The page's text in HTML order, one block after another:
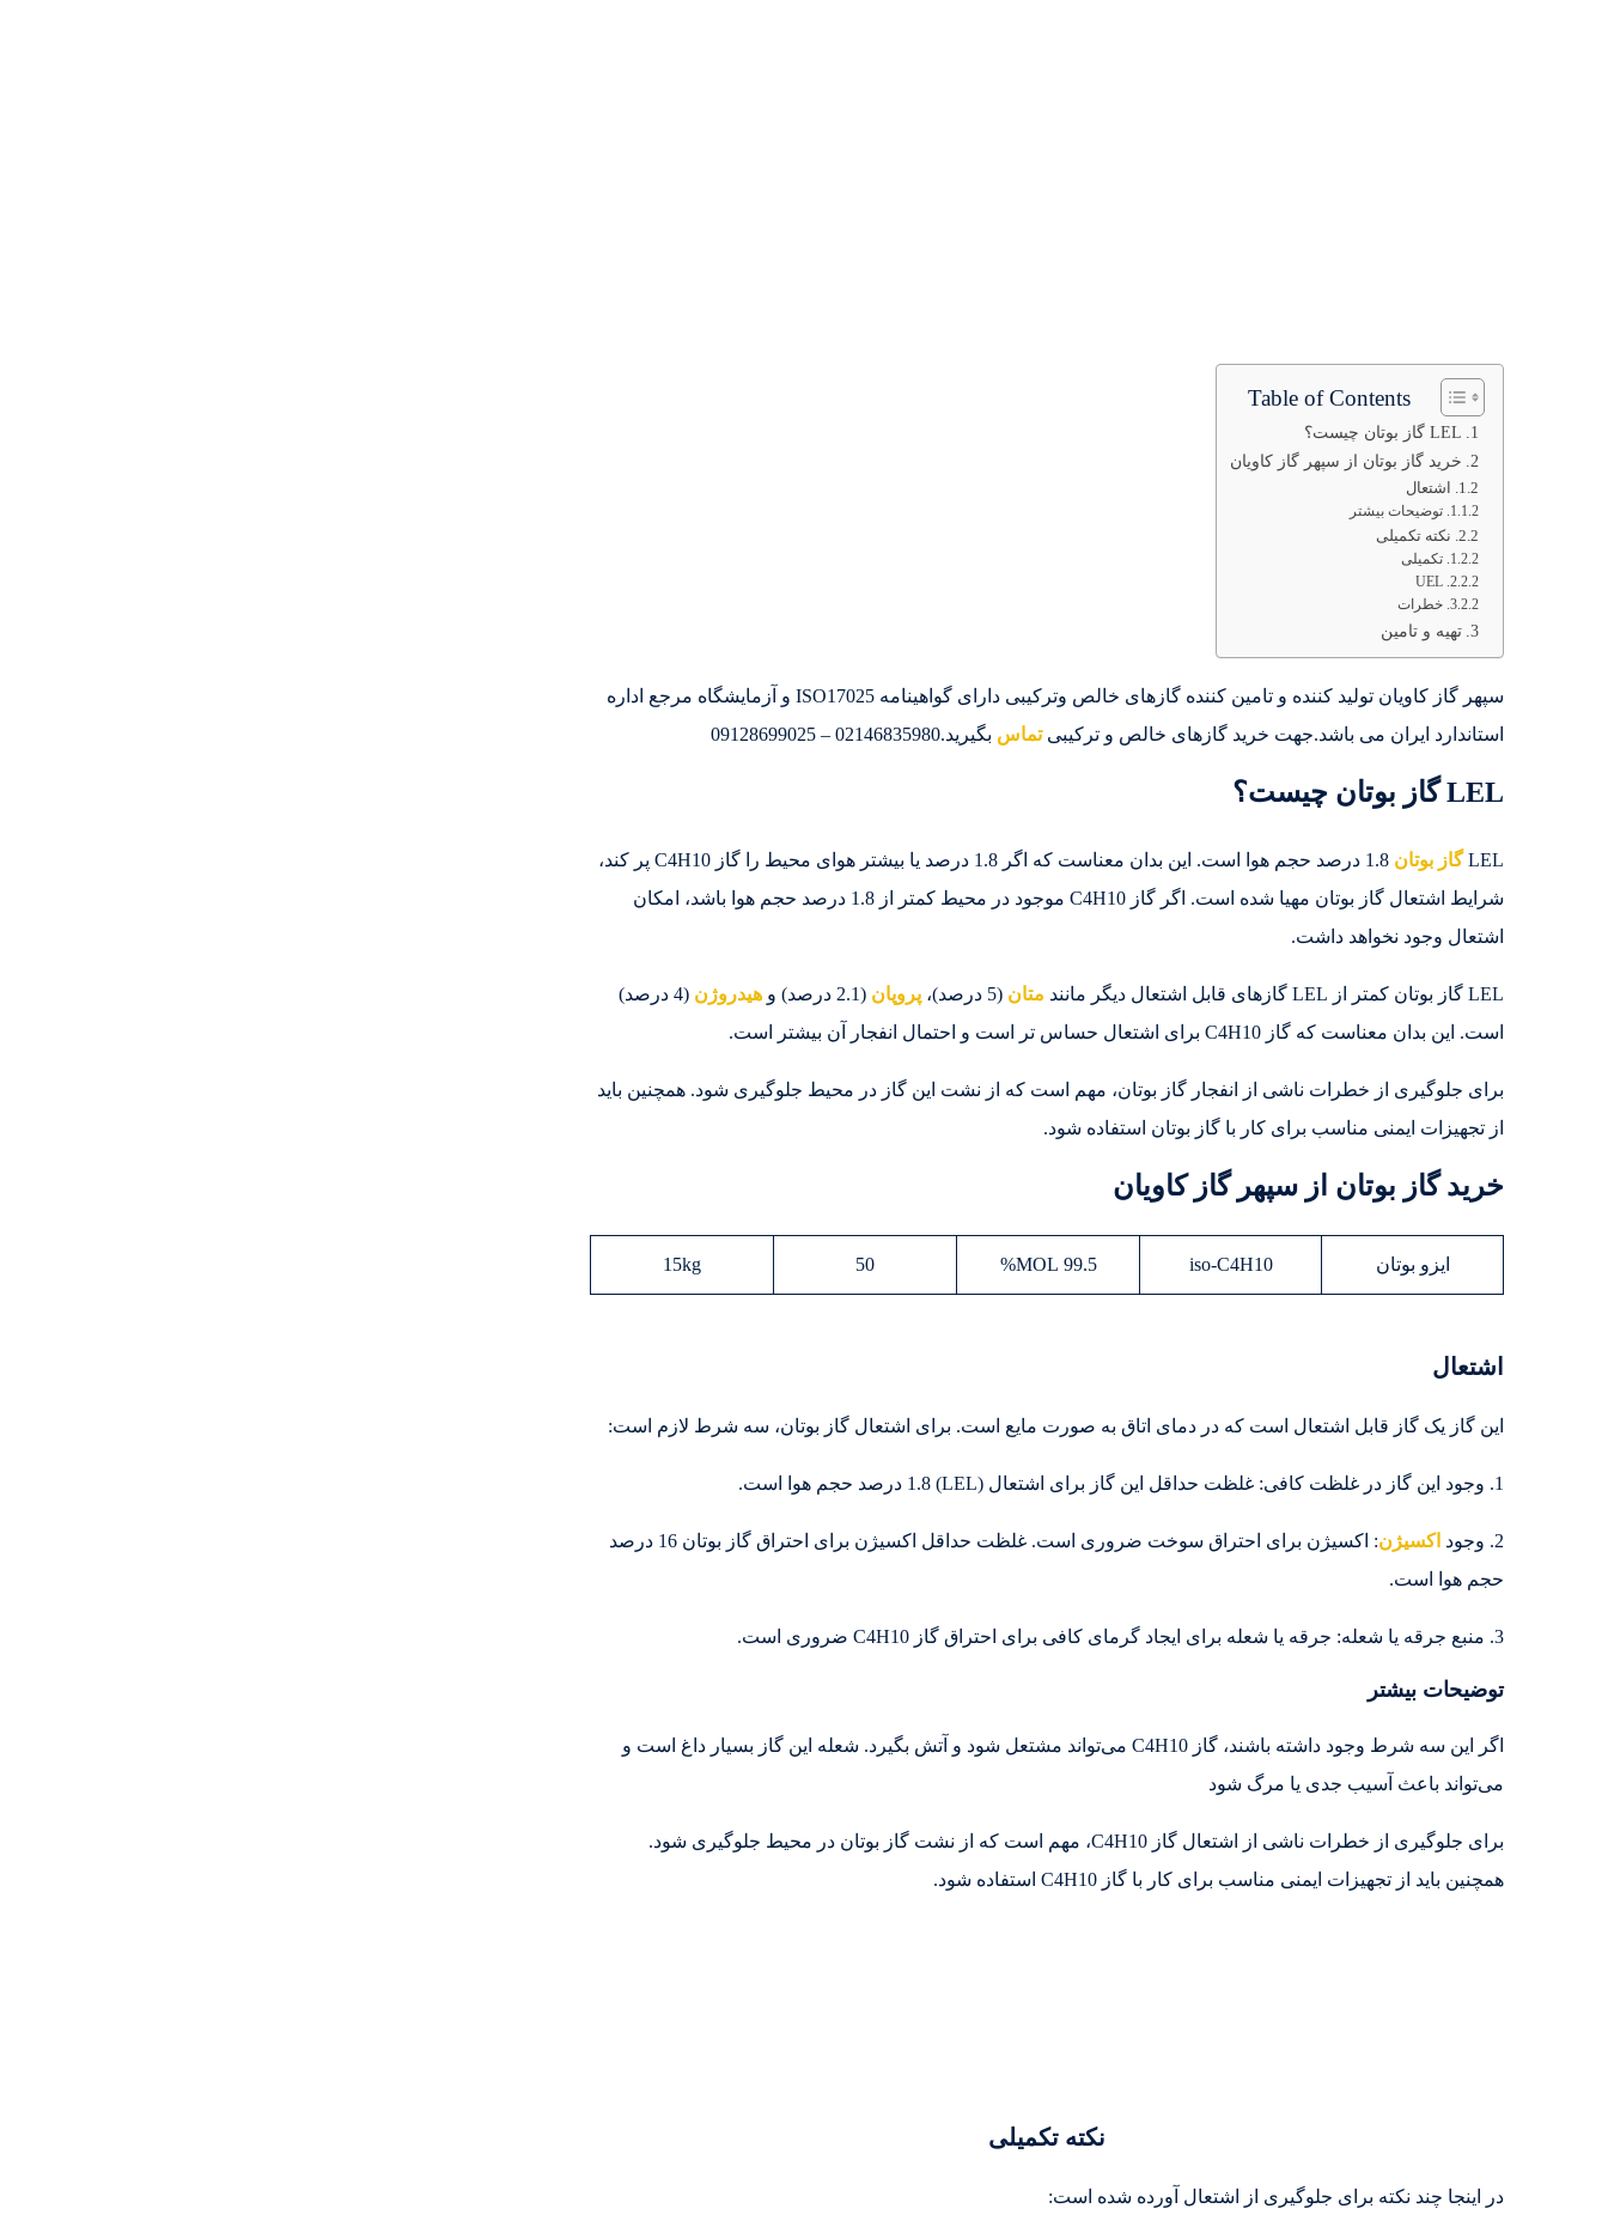
Table of Contents
LEL گاز بوتان چیست؟
خرید گاز بوتان از سپهر گاز کاویان
اشتعال
توضیحات بیشتر
نکته تکمیلی
تکمیلی
UEL
خطرات
تهیه و تامین
سپهر گاز کاویان تولید کننده و تامین کننده گازهای خالص وترکیبی دارای گواهینامه ISO17025 و آزمایشگاه مرجع اداره
استاندارد ایران می باشد.جهت خرید گازهای خالص و ترکیبیتماس بگیرید.02146835980 – 09128699025
LEL گاز بوتان چیست؟
LEL گاز بوتان
1.8 درصد حجم هوا است. این بدان معناست که اگر 1.8 درصد یا بیشتر هوای محیط را گاز C4H10 پر کند،
شرایط اشتعال گاز بوتان مهیا شده است. اگر گاز C4H10 موجود در محیط کمتر از 1.8 درصد حجم هوا باشد، امکان
اشتعال وجود نخواهد داشت.
LEL گاز بوتان کمتر از LEL گازهای قابل اشتعال دیگر مانند متان (5 درصد)، پروپان (2.1 درصد) و هیدروژن
(4 درصد)
است. این بدان معناست که گاز C4H10 برای اشتعال حساس تر است و احتمال انفجار آن بیشتر است.
برای جلوگیری از خطرات ناشی از انفجار گاز بوتان، مهم است که از نشت این گاز در محیط جلوگیری شود. همچنین باید
از تجهیزات ایمنی مناسب برای کار با گاز بوتان استفاده شود.
خرید گاز بوتان از سپهر گاز کاویان
ایزو بوتان iso-C4H10
99.5 MOL%
50
15kg
اشتعال
این گاز یک گاز قابل اشتعال است که در دمای اتاق به صورت مایع است. برای اشتعال گاز بوتان، سه شرط لازم است:
1. وجود این گاز در غلظت کافی: غلظت حداقل این گاز برای اشتعال (LEL) 1.8 درصد حجم هوا است.
2. وجود اکسیژن
: اکسیژن برای احتراق سوخت ضروری است. غلظت حداقل اکسیژن برای احتراق گاز بوتان 16 درصد
حجم هوا است.
3. منبع جرقه یا شعله: جرقه یا شعله برای ایجاد گرمای کافی برای احتراق گاز C4H10 ضروری است.
توضیحات بیشتر
اگر این سه شرط وجود داشته باشند، گاز C4H10 می‌تواند مشتعل شود و آتش بگیرد. شعله این گاز بسیار داغ است و
می‌تواند باعث آسیب جدی یا مرگ شود
برای جلوگیری از خطرات ناشی از اشتعال گاز C4H10، مهم است که از نشت گاز بوتان در محیط جلوگیری شود.
همچنین باید از تجهیزات ایمنی مناسب برای کار با گاز C4H10 استفاده شود.
نکته تکمیلی
در اینجا چند نکته برای جلوگیری از اشتعال آورده شده است: